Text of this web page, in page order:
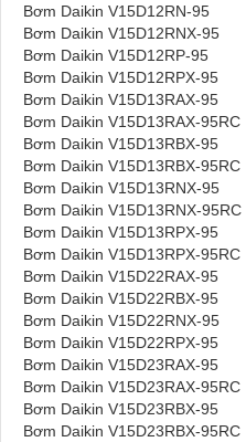
Bơm Daikin V15D12RN-95
Bơm Daikin V15D12RNX-95
Bơm Daikin V15D12RP-95
Bơm Daikin V15D12RPX-95
Bơm Daikin V15D13RAX-95
Bơm Daikin V15D13RAX-95RC
Bơm Daikin V15D13RBX-95
Bơm Daikin V15D13RBX-95RC
Bơm Daikin V15D13RNX-95
Bơm Daikin V15D13RNX-95RC
Bơm Daikin V15D13RPX-95
Bơm Daikin V15D13RPX-95RC
Bơm Daikin V15D22RAX-95
Bơm Daikin V15D22RBX-95
Bơm Daikin V15D22RNX-95
Bơm Daikin V15D22RPX-95
Bơm Daikin V15D23RAX-95
Bơm Daikin V15D23RAX-95RC
Bơm Daikin V15D23RBX-95
Bơm Daikin V15D23RBX-95RC